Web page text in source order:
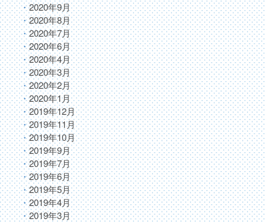
2020年9月
2020年8月
2020年7月
2020年6月
2020年4月
2020年3月
2020年2月
2020年1月
2019年12月
2019年11月
2019年10月
2019年9月
2019年7月
2019年6月
2019年5月
2019年4月
2019年3月